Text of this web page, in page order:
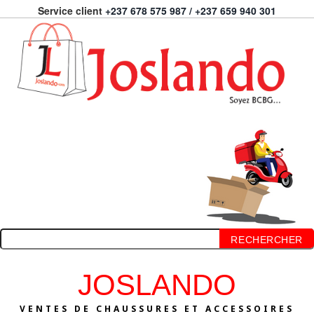
Service client +237 678 575 987 / +237 659 940 301
RECHERCHER
JOSLANDO
VENTES DE CHAUSSURES ET ACCESSOIRES